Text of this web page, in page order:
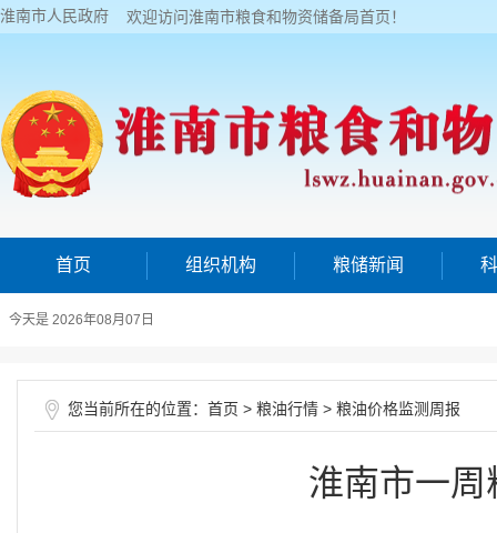
淮南市人民政府 欢迎访问淮南市粮食和物资储备局首页！
首页 组织机构 粮储新闻
今天是 2026年08月07日
您当前所在的位置： 首页 > 粮油行情 > 粮油价格监测周报
淮南市一